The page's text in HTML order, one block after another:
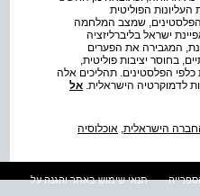
הפוליטית
הפלסטינים, שמצב המלחמה
ישראל בליברליזציה
המגבירה את הפערים
בחוסר יציבות פוליטית,
כלפי הפלסטינים. תהליכים אלה
לדמוקרטיה הישראלית. אל
הישראלית אוכלוסיה
הדינמיקה של אזרחות
תנאי שימוש באתר והגנה על